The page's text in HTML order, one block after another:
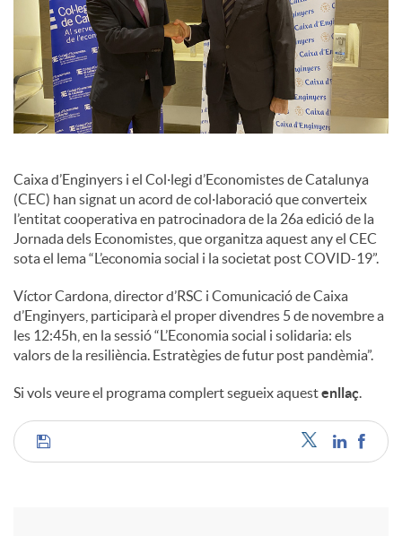
c
o
n
t
i
n
g
u
Caixa d’Enginyers i el Col·legi d’Economistes de Catalunya
(CEC) han signat un acord de col·laboració que converteix
l’entitat cooperativa en patrocinadora de la 26a edició de la
Jornada dels Economistes, que organitza aquest any el CEC
sota el lema “L’economia social i la societat post COVID-19”.
Víctor Cardona, director d’RSC i Comunicació de Caixa
d’Enginyers, participarà el proper divendres 5 de novembre a
les 12:45h, en la sessió “L’Economia social i solidaria: els
valors de la resiliència. Estratègies de futur post pandèmia”.
Si vols veure el programa complert segueix aquestenllaç.
C